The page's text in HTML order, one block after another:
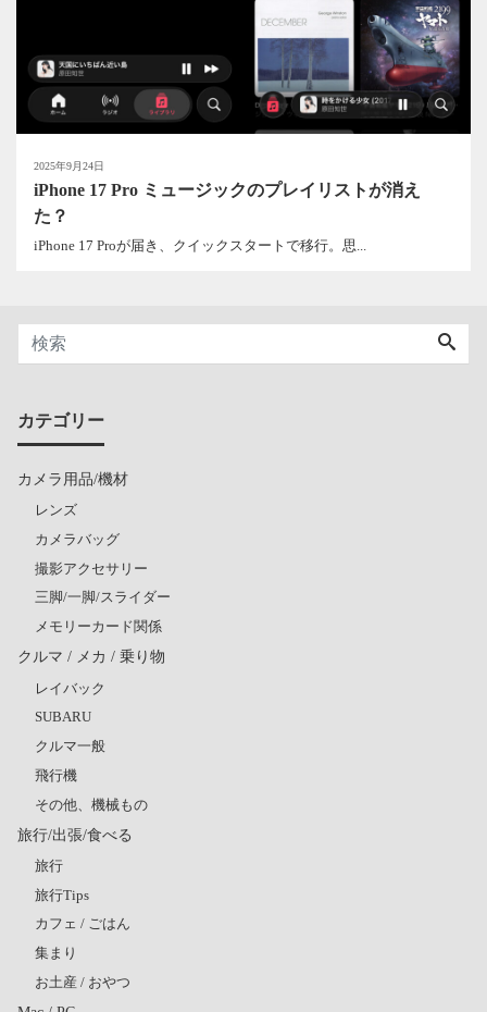
2025年9月24日
iPhone 17 Pro ミュージックのプレイリストが消え
た？
iPhone 17 Proが届き、クイックスタートで移行。思...
カテゴリー
カメラ用品/機材
レンズ
カメラバッグ
撮影アクセサリー
三脚/一脚/スライダー
メモリーカード関係
クルマ / メカ / 乗り物
レイバック
SUBARU
クルマ一般
飛行機
その他、機械もの
旅行/出張/食べる
旅行
旅行Tips
カフェ / ごはん
集まり
お土産 / おやつ